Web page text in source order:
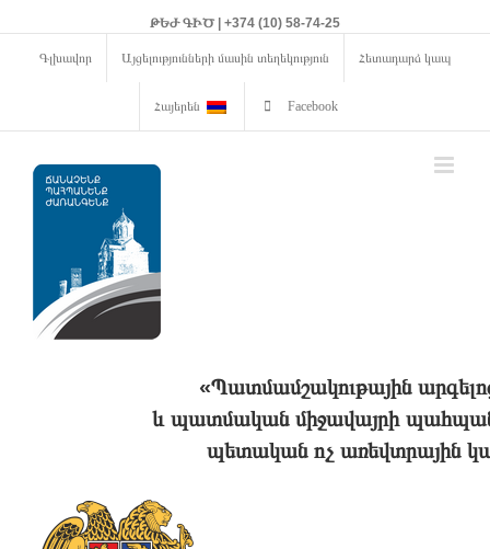
ԹԵԺ ԳԻԾ | +374 (10) 58-74-25
Գլխավոր Այցելությունների մասին տեղեկություն Հետադարձ կապ
Հայերեն Facebook
«Պատմամշակութային
և պատմական միջավայրի
պետական ոչ առեվտրային